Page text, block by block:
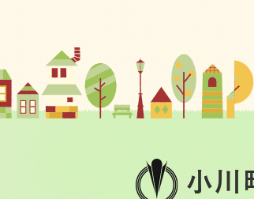
小
川